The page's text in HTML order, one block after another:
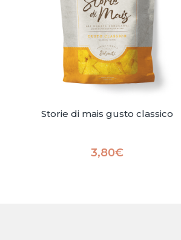
Storie di mais gusto classico
3,80€